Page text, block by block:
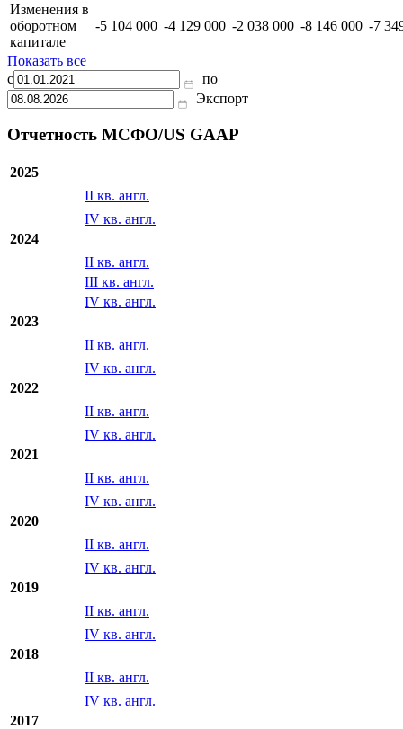
Изменения в
оборотном
капитале
-5 104 000 -4 129 000 -2 038 000 -8 146 000 -7
Показать все
с
по
Экспорт
Отчетность МСФО/US GAAP
2025
II кв. англ.
IV кв. англ.
2024
II кв. англ.
III кв. англ.
IV кв. англ.
2023
II кв. англ.
IV кв. англ.
2022
II кв. англ.
IV кв. англ.
2021
II кв. англ.
IV кв. англ.
2020
II кв. англ.
IV кв. англ.
2019
II кв. англ.
IV кв. англ.
2018
II кв. англ.
IV кв. англ.
2017